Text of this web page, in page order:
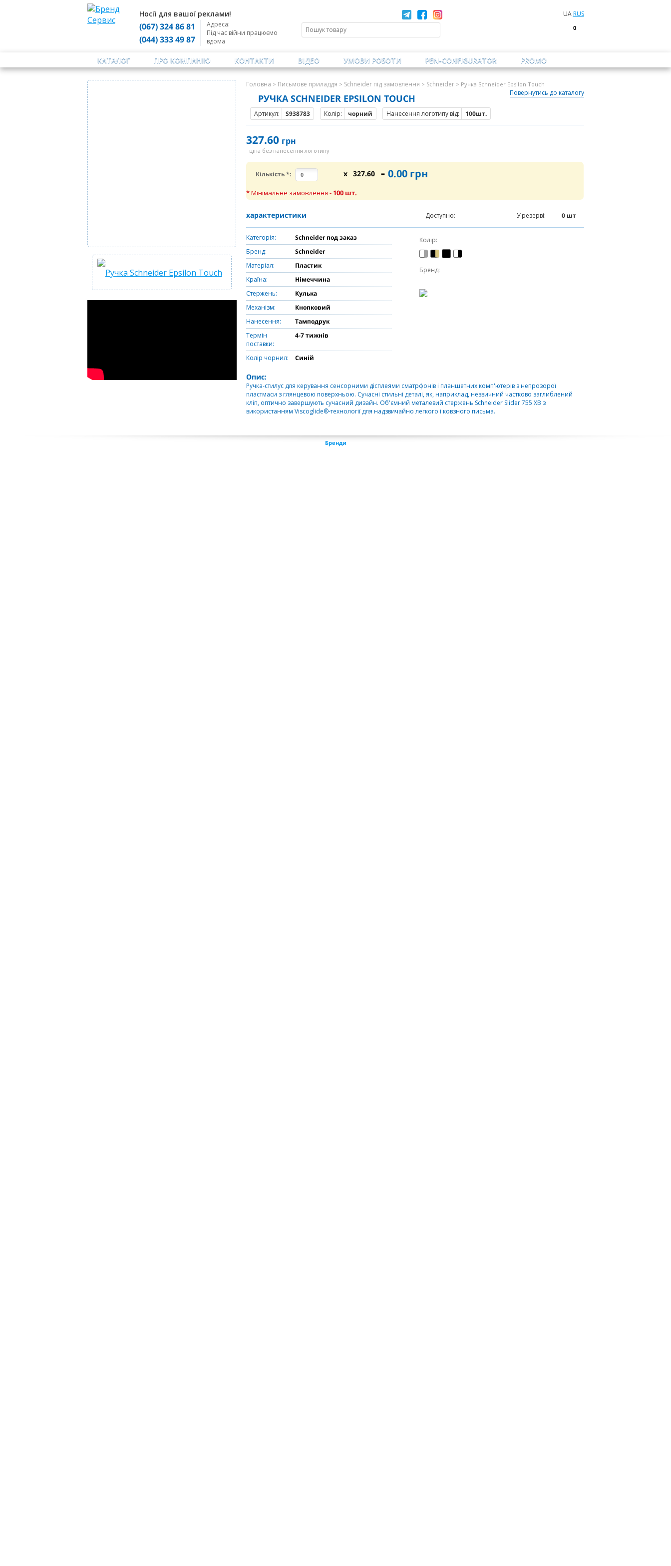
Носії для вашої реклами!
(067) 324 86 81
(044) 333 49 87
Адреса:
Під час війни працюємо
вдома
UA RUS
0
КАТАЛОГ ПРО КОМПАНІЮ КОНТАКТИ ВІДЕО УМОВИ РОБОТИ PEN-CONFIGURATOR PROMO
Головна > Письмове приладдя > Schneider під замовлення > Schneider > Ручка Schneider Epsilon Touch
Повернутись до каталогу
РУЧКА SCHNEIDER EPSILON TOUCH
Артикул: S938783 Колір: чорний Нанесення логотипу від: 100шт.
327.60 грн
ціна без нанесення логотипу
Кількість*: x 327.60 = 0.00грн
* Мінімальне замовлення - 100шт.
характеристики Доступно: У резерві: 0шт
Категорія:
Schneider под заказ
Бренд:
Schneider
Матеріал:
Пластик
Країна:
Німеччина
Стержень:
Кулька
Механізм:
Кнопковий
Нанесення:
Тамподрук
Термін
поставки:
4-7 тижнів
Колір чорнил: Синій
Колір:
Бренд:
Опис:
Ручка-стилус для керування сенсорними дісплеями сматрфонів і планшетних комп'ютерів з непрозорої
пластмаси з глянцевою поверхньою. Сучасні стильні деталі, як, наприклад, незвичний частково заглиблений
кліп, оптично завершують сучасний дизайн. Об'ємний металевий стержень Schneider Slider 755 XB з
використанням Viscoglide®-технології для надзвичайно легкого і ковзного письма.
Бренди